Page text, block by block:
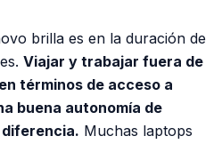
brilla es en la duración de
Viajar y trabajar fuera de
términos de acceso a
buena autonomía de
Muchas laptops